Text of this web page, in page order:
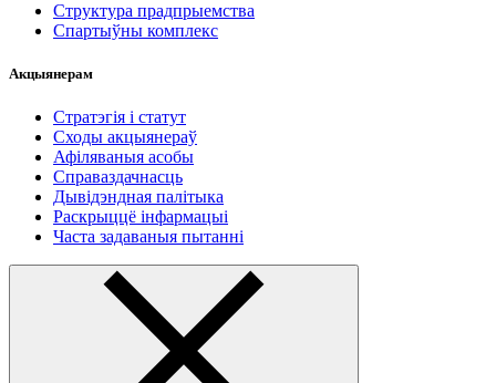
Структура прадпрыемства
Спартыўны комплекс
Акцыянерам
Стратэгія і статут
Сходы акцыянераў
Афіляваныя асобы
Справаздачнасць
Дывідэндная палітыка
Раскрыццё інфармацыі
Часта задаваныя пытанні